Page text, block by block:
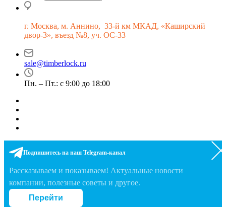
г. Москва, м. Аннино, 33-й км МКАД, «Каширский
двор-3», въезд №8, уч. ОС-33
sale@timberlock.ru
Пн. – Пт.: с 9:00 до 18:00
Подпишитесь на наш Telegram-канал
Рассказываем и показываем! Актуальные новости
компании, полезные советы и другое.
Перейти